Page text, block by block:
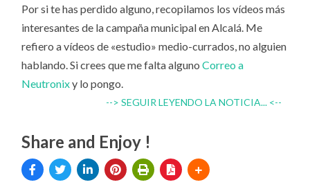
Por si te has perdido alguno, recopilamos los vídeos más
interesantes de la campaña municipal en Alcalá. Me
refiero a vídeos de «estudio» medio-currados, no alguien
hablando. Si crees que me falta algunoCorreo a
Neutronixy lo pongo.
--> SEGUIR LEYENDO LA NOTICIA... <--
Share and Enjoy !